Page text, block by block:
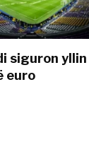
siguron
euro